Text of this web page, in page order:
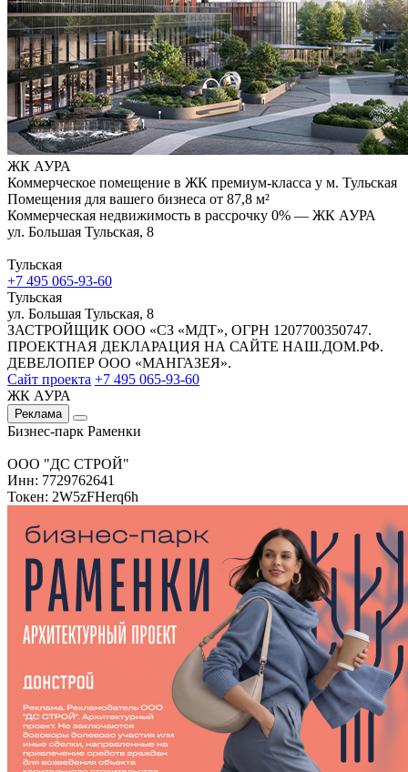
ЖК АУРА
Коммерческое помещение в ЖК премиум-класса у м. Тульская
Помещения для вашего бизнеса от 87,8 м²
Коммерческая недвижимость в рассрочку 0% — ЖК АУРА
ул. Большая Тульская, 8
Тульская
+7 495 065-93-60
Тульская
ул. Большая Тульская, 8
ЗАСТРОЙЩИК ООО «СЗ «МДТ», ОГРН 1207700350747.
ПРОЕКТНАЯ ДЕКЛАРАЦИЯ НА САЙТЕ НАШ.ДОМ.РФ.
ДЕВЕЛОПЕР ООО «МАНГАЗЕЯ».
Сайт проекта +7 495 065-93-60
ЖК АУРА
Реклама
Бизнес-парк Раменки
ООО "ДС СТРОЙ"
Инн: 7729762641
Токен: 2W5zFHerq6h